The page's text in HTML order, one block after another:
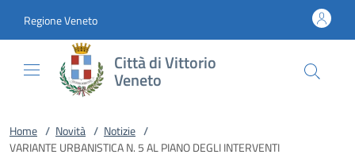
Regione Veneto
Città di Vittorio
Veneto
Home / Novità / Notizie /
VARIANTE URBANISTICA N. 5 AL PIANO DEGLI INTERVENTI